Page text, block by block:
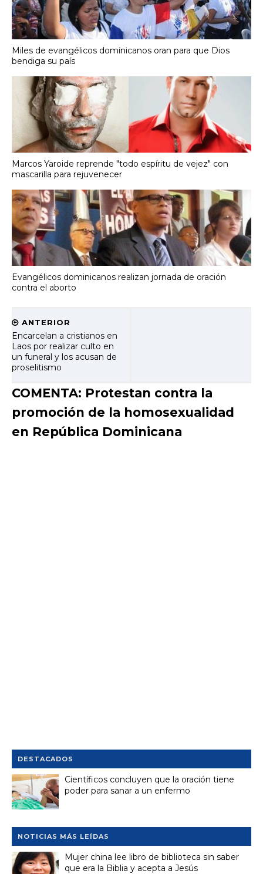
Miles de evangélicos dominicanos oran para que Dios
bendiga su país
Marcos Yaroide reprende "todo espíritu de vejez" con
mascarilla para rejuvenecer
Evangélicos dominicanos realizan jornada de oración
contra el aborto
ANTERIOR
Encarcelan a cristianos en
Laos por realizar culto en
un funeral y los acusan de
proselitismo
COMENTA: Protestan contra la
promoción de la homosexualidad
en República Dominicana
DESTACADOS
Científicos concluyen que la oración tiene
poder para sanar a un enfermo
NOTICIAS MÁS LEÍDAS
Mujer china lee libro de biblioteca sin saber
que era la Biblia y acepta a Jesús